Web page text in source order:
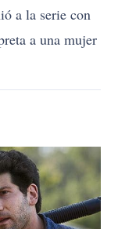
a la serie con
a una mujer